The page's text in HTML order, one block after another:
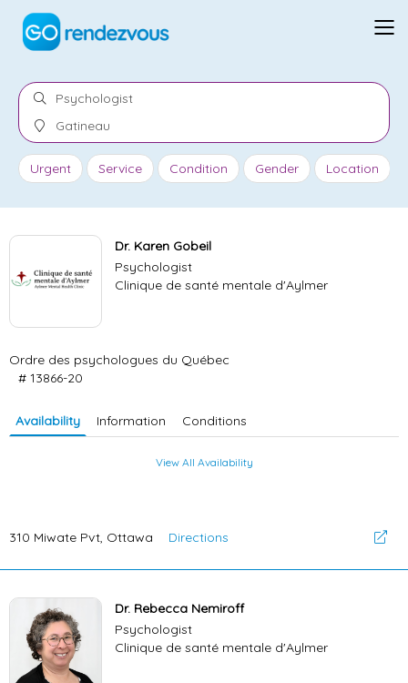
Urgent Service Condition Gender Location
Dr. Karen Gobeil
Psychologist
Clinique de santé mentale d'Aylmer
Ordre des psychologues du Québec
# 13866-20
Availability Information Conditions
View All Availability
310 Miwate Pvt, Ottawa Directions
Dr. Rebecca Nemiroff
Psychologist
Clinique de santé mentale d'Aylmer